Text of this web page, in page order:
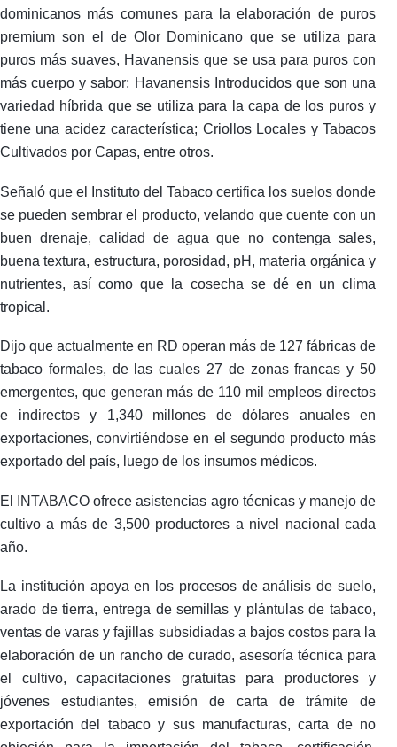
dominicanos más comunes para la elaboración de puros
premium son el de Olor Dominicano que se utiliza para
puros más suaves, Havanensis que se usa para puros con
más cuerpo y sabor; Havanensis Introducidos que son una
variedad híbrida que se utiliza para la capa de los puros y
tiene una acidez característica; Criollos Locales y Tabacos
Cultivados por Capas, entre otros.
Señaló que el Instituto del Tabaco certifica los suelos donde
se pueden sembrar el producto, velando que cuente con un
buen drenaje, calidad de agua que no contenga sales,
buena textura, estructura, porosidad, pH, materia orgánica y
nutrientes, así como que la cosecha se dé en un clima
tropical.
Dijo que actualmente en RD operan más de 127 fábricas de
tabaco formales, de las cuales 27 de zonas francas y 50
emergentes, que generan más de 110 mil empleos directos
e indirectos y 1,340 millones de dólares anuales en
exportaciones, convirtiéndose en el segundo producto más
exportado del país, luego de los insumos médicos.
El INTABACO ofrece asistencias agro técnicas y manejo de
cultivo a más de 3,500 productores a nivel nacional cada
año.
La institución apoya en los procesos de análisis de suelo,
arado de tierra, entrega de semillas y plántulas de tabaco,
ventas de varas y fajillas subsidiadas a bajos costos para la
elaboración de un rancho de curado, asesoría técnica para
el cultivo, capacitaciones gratuitas para productores y
jóvenes estudiantes, emisión de carta de trámite de
exportación del tabaco y sus manufacturas, carta de no